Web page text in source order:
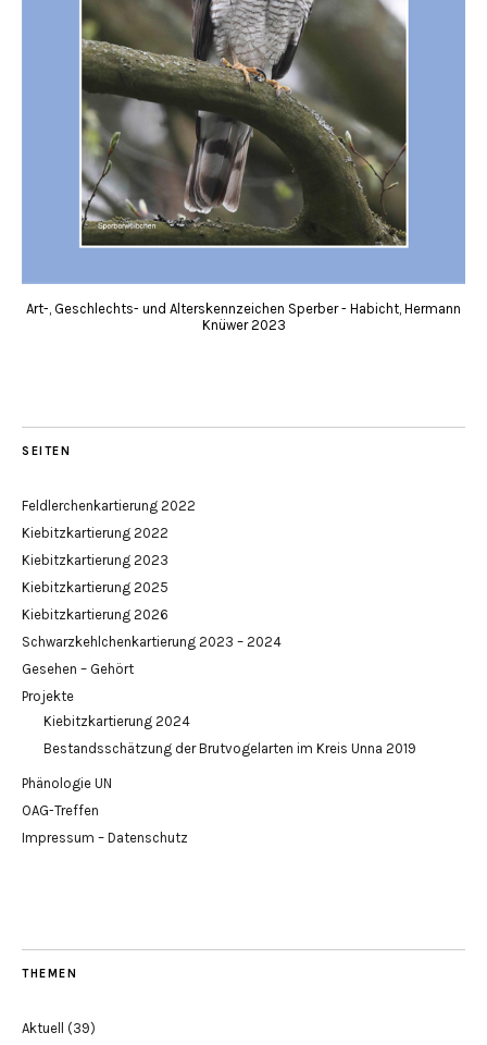
Art-, Geschlechts- und Alterskennzeichen Sperber - Habicht, Hermann
Knüwer 2023
SEITEN
Feldlerchenkartierung 2022
Kiebitzkartierung 2022
Kiebitzkartierung 2023
Kiebitzkartierung 2025
Kiebitzkartierung 2026
Schwarzkehlchenkartierung 2023 – 2024
Gesehen – Gehört
Projekte
Kiebitzkartierung 2024
Bestandsschätzung der Brutvogelarten im Kreis Unna 2019
Phänologie UN
OAG-Treffen
Impressum – Datenschutz
THEMEN
Aktuell (39)